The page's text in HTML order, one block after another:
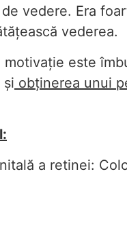
vedere. Era
vederea.
motivație este
și obținerea unui
a retinei: